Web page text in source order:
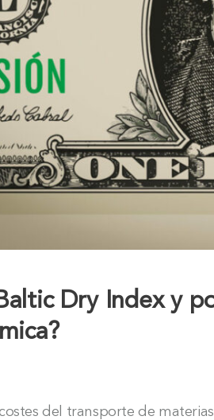
Dry Index y
del transporte de